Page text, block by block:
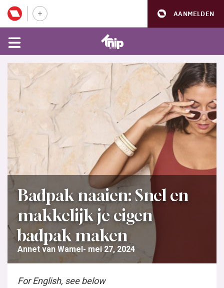
AANMELDEN
Badpak naaien: Snel en
makkelijk je eigen
badpak maken
Annet van Wamel mei 27, 2024
For English, see below